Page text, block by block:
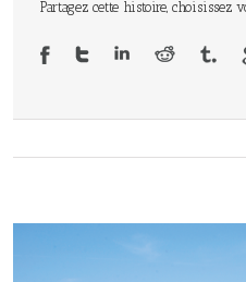
Partagez cette histoire, choisissez